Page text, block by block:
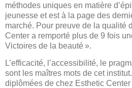
méthodes uniques en matière
jeunesse et est à la page des
marché. Pour preuve de la qualité
Center a remporté plus de 9 fois
Victoires de la beauté ».
L’efficacité, l’accessibilité, le
sont les maîtres mots de cet
diplômées de chez Esthetic